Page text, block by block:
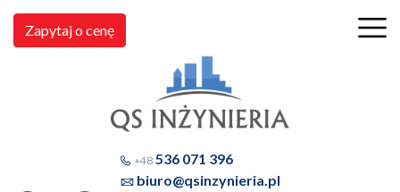
+48536 071 396
biuro@qsinzynieria.pl
Zapytaj o cenę